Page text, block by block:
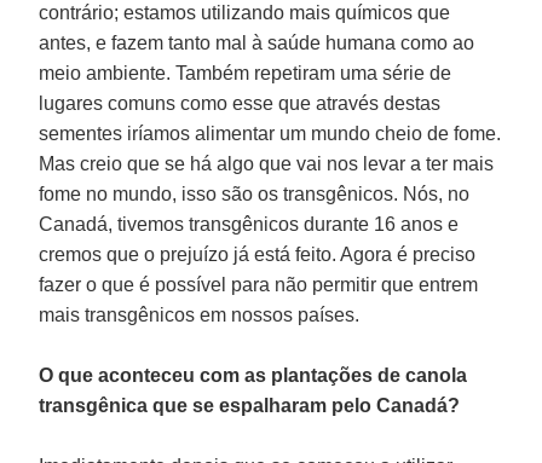
contrário; estamos utilizando mais químicos que
antes, e fazem tanto mal à saúde humana como ao
meio ambiente. Também repetiram uma série de
lugares comuns como esse que através destas
sementes iríamos alimentar um mundo cheio de fome.
Mas creio que se há algo que vai nos levar a ter mais
fome no mundo, isso são os transgênicos. Nós, no
Canadá, tivemos transgênicos durante 16 anos e
cremos que o prejuízo já está feito. Agora é preciso
fazer o que é possível para não permitir que entrem
mais transgênicos em nossos países.
O que aconteceu com as plantações de canola
transgênica que se espalharam pelo Canadá?